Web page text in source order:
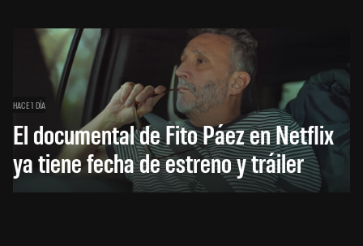
HACE 1 DÍA
El documental de Fito Páez en Netflix
ya tiene fecha de estreno y tráiler